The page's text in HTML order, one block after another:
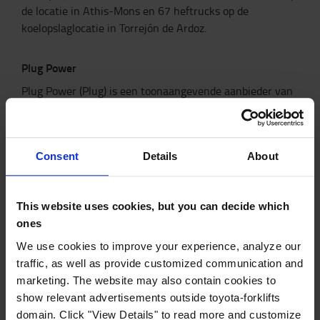
Consent Details About
This website uses cookies, but you can decide which
ones
We use cookies to improve your experience, analyze our
traffic, as well as provide customized communication and
marketing. The website may also contain cookies to
show relevant advertisements outside toyota-forklifts
domain. Click "View Details" to read more and customize
de locatie in Athis-Mons en 67 heftrucks op de
koelopslaglocatie in Torrejón de Ardoz.
Plug Power
Plug Power (Plug) is een toonaangevende aanbieder van
geïntegreerde waterstofoplossingen, waaronder
waterstofproductie, -opslag en -tankinfrastructuur. Het
bedrijf ondersteunt de wereldwijde overstap naar groene
energie in diverse sectoren.
Plug Power rolt zijn op waterstof aangedreven
koelopslaglocaties: Athis-Mons en Torrejón de Ardoz. Met
deze projecten treedt STEF toe tot de klantencommunity
van Plug Power.
Voor deze twee projecten koos STEF voor Plug Power en